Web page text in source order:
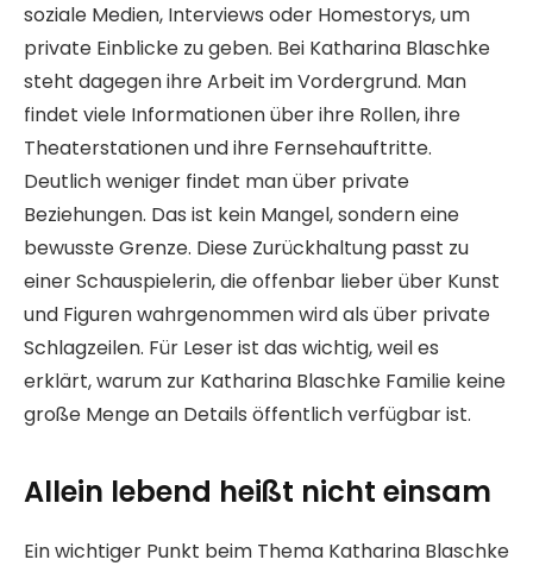
soziale Medien, Interviews oder Homestorys, um
private Einblicke zu geben. Bei Katharina Blaschke
steht dagegen ihre Arbeit im Vordergrund. Man
findet viele Informationen über ihre Rollen, ihre
Theaterstationen und ihre Fernsehauftritte.
Deutlich weniger findet man über private
Beziehungen. Das ist kein Mangel, sondern eine
bewusste Grenze. Diese Zurückhaltung passt zu
einer Schauspielerin, die offenbar lieber über Kunst
und Figuren wahrgenommen wird als über private
Schlagzeilen. Für Leser ist das wichtig, weil es
erklärt, warum zur Katharina Blaschke Familie keine
große Menge an Details öffentlich verfügbar ist.
Allein lebend heißt nicht einsam
Ein wichtiger Punkt beim Thema Katharina Blaschke